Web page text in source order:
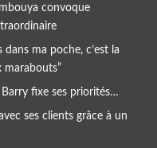
convoque
ma poche, c’est la
marabouts”
Barry fixe ses priorités…
ses clients grâce à un